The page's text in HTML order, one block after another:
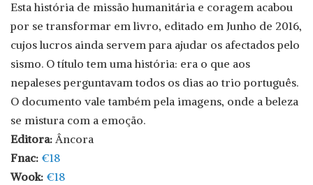
Esta história de missão humanitária e coragem acabou
por se transformar em livro, editado em Junho de 2016,
cujos lucros ainda servem para ajudar os afectados pelo
sismo. O título tem uma história: era o que aos
nepaleses perguntavam todos os dias ao trio português.
O documento vale também pela imagens, onde a beleza
se mistura com a emoção.
Editora: Âncora
Fnac: €18
Wook: €18